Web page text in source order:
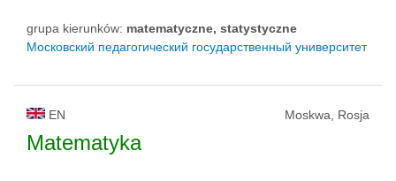
grupa kierunków: matematyczne, statystyczne
Московский педагогический государственный университет
EN Moskwa, Rosja
Matematyka